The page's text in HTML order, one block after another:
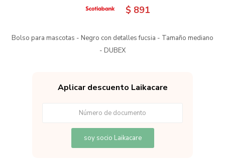
$ 891
Bolso para mascotas - Negro con detalles fucsia - Tamaño mediano
- DUBEX
Aplicar descuento Laikacare
soy socio Laikacare